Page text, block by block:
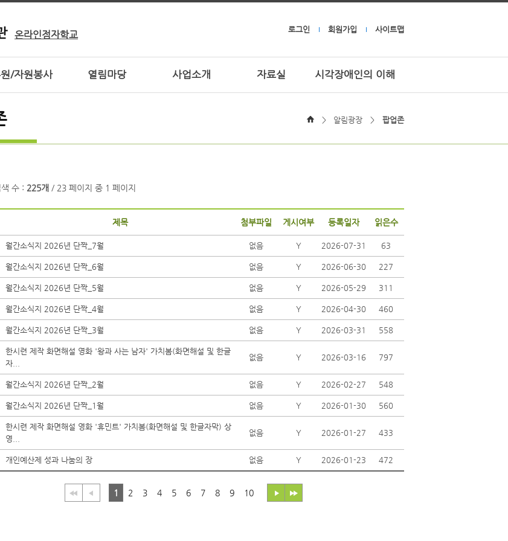
온라인점자학교 로그인 회원가입 사이트맵
/자원봉사 열림마당 사업소개 자료실 시각장애인의 이해
> 알림광장 > 팝업존
수 : 225개 / 23 페이지 중 1 페이지
제목 첨부파일 게시여부 등록일자 읽은수
월간소식지 2026년 단짝_7월 없음 Y 2026-07-31 63
월간소식지 2026년 단짝_6월 없음 Y 2026-06-30 227
월간소식지 2026년 단짝_5월 없음 Y 2026-05-29 311
월간소식지 2026년 단짝_4월 없음 Y 2026-04-30 460
월간소식지 2026년 단짝_3월 없음 Y 2026-03-31 558
한시련 제작 화면해설 영화 '왕과 사는 남자' 가치봄(화면해설 및 한글
자...
없음 Y 2026-03-16 797
월간소식지 2026년 단짝_2월 없음 Y 2026-02-27 548
월간소식지 2026년 단짝_1월 없음 Y 2026-01-30 560
한시련 제작 화면해설 영화 '휴민트' 가치봄(화면해설 및 한글자막) 상
영...
없음 Y 2026-01-27 433
개인예산제 성과 나눔의 장 없음 Y 2026-01-23 472
1 2 3 4 5 6 7 8 9 10